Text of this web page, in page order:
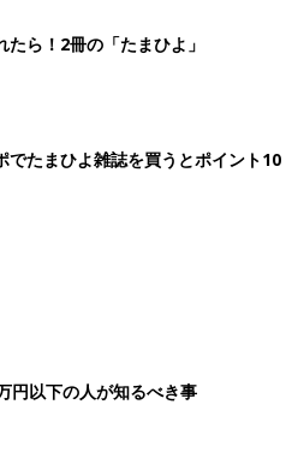
ら！2冊の「たまひよ」
でたまひよ雑誌を買うとポイント10
円以下の人が知るべき事